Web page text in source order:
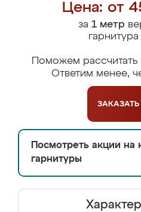
Цена: от
за 1 метр
Поможем рассчитать
Ответим менее,
ЗАКАЗАТЬ
Посмотреть акции на
гарнитуры